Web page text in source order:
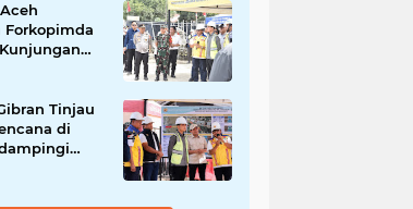
Forkopimda
Presiden
Tinjau
di
Fadh